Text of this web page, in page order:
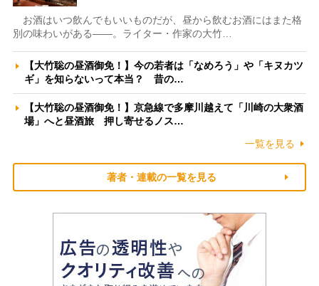
お酒はいつ飲んでもいいものだが、昼から飲むお酒にはまた格
別の味わいがある――。ライター・作家の大竹…
【大竹聡の昼酒御免！】今の若者は「なめろう」や「キヌカツ
ギ」を知らないって本当？ 昔の…
【大竹聡の昼酒御免！】京急線で多摩川越えて「川崎の大衆酒
場」へと昼酒旅 押し寄せるノス…
一覧を見る
著者・連載の一覧を見る